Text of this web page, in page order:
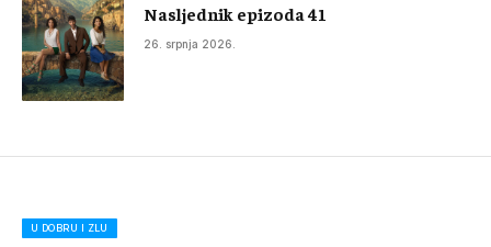
Nasljednik epizoda 41
26. srpnja 2026.
U DOBRU I ZLU